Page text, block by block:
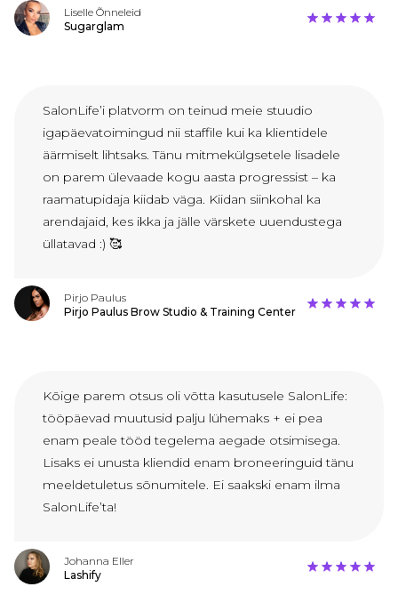
Liselle Õnneleid
Sugarglam
SalonLife’i platvorm on teinud meie stuudio
igapäevatoimingud nii staffile kui ka klientidele
äärmiselt lihtsaks. Tänu mitmekülgsetele lisadele
on parem ülevaade kogu aasta progressist – ka
raamatupidaja kiidab väga. Kiidan siinkohal ka
arendajaid, kes ikka ja jälle värskete uuendustega
üllatavad :) 🥰
Pirjo Paulus
Pirjo Paulus Brow Studio & Training Center
Kõige parem otsus oli võtta kasutusele SalonLife:
tööpäevad muutusid palju lühemaks + ei pea
enam peale tööd tegelema aegade otsimisega.
Lisaks ei unusta kliendid enam broneeringuid tänu
meeldetuletus sõnumitele. Ei saakski enam ilma
SalonLife’ta!
Johanna Eller
Lashify